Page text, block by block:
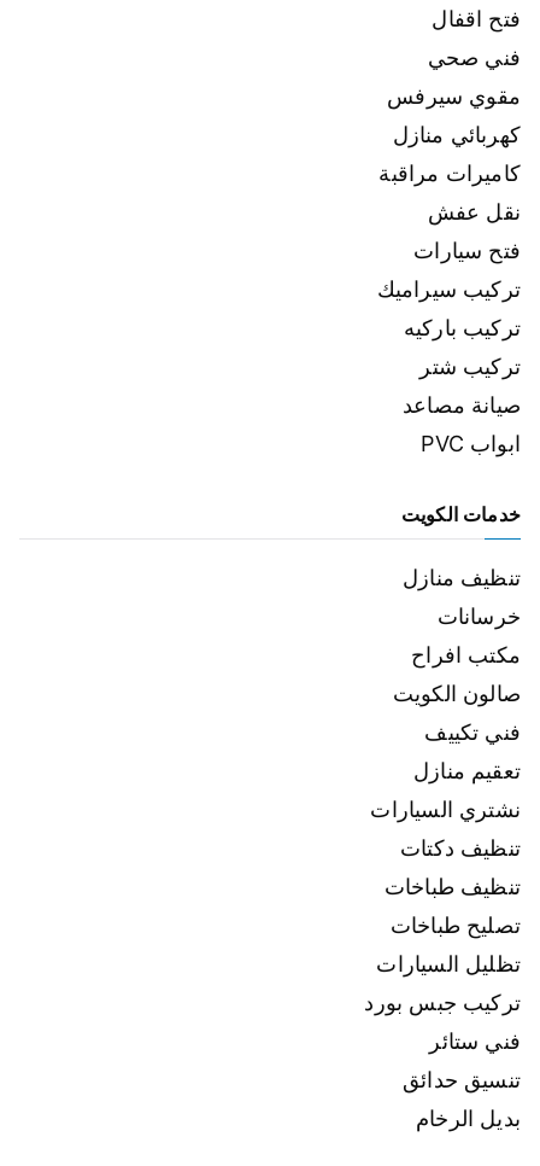
فتح اقفال
فني صحي
مقوي سيرفس
كهربائي منازل
كاميرات مراقبة
نقل عفش
فتح سيارات
تركيب سيراميك
تركيب باركيه
تركيب شتر
صيانة مصاعد
ابواب PVC
خدمات الكويت
تنظيف منازل
خرسانات
مكتب افراح
صالون الكويت
فني تكييف
تعقيم منازل
نشتري السيارات
تنظيف دكتات
تنظيف طباخات
تصليح طباخات
تظليل السيارات
تركيب جبس بورد
فني ستائر
تنسيق حدائق
بديل الرخام